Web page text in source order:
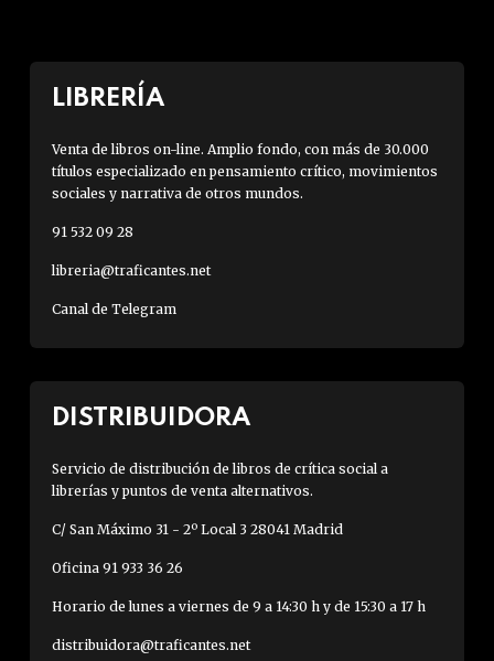
LIBRERÍA
Venta de libros on-line. Amplio fondo, con más de 30.000
títulos especializado en pensamiento crítico, movimientos
sociales y narrativa de otros mundos.
91 532 09 28
libreria@traficantes.net
Canal de Telegram
DISTRIBUIDORA
Servicio de distribución de libros de crítica social a
librerías y puntos de venta alternativos.
C/ San Máximo 31 - 2º Local 3 28041 Madrid
Oficina 91 933 36 26
Horario de lunes a viernes de 9 a 14:30 h y de 15:30 a 17 h
distribuidora@traficantes.net